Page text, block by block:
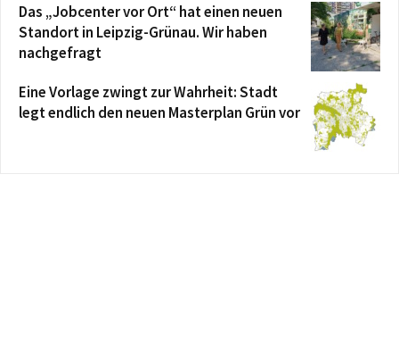
Das „Jobcenter vor Ort“ hat einen neuen
Standort in Leipzig-Grünau. Wir haben
nachgefragt
Eine Vorlage zwingt zur Wahrheit: Stadt
legt endlich den neuen Masterplan Grün vor